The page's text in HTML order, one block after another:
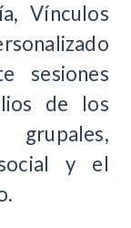
Vínculos
sesiones
de los
y el